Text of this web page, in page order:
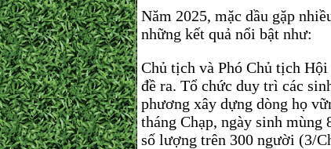
Năm 2025, mặc dầu gặp
những kết quả nổi bật như:
Chủ tịch và Phó Chủ tịch
đề ra. Tổ chức duy trì các
phương xây dựng dòng họ
tháng Chạp, ngày sinh
số lượng trên 300 người (3/